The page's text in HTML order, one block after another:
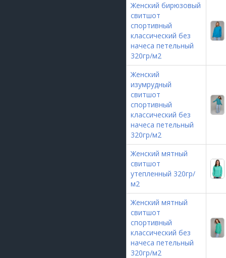
Женский бирюзовый
свитшот
спортивный
классический без
начеса петельный
320гр/м2
Женский
изумрудный
свитшот
спортивный
классический без
начеса петельный
320гр/м2
Женский мятный
свитшот
утепленный 320гр/
м2
Женский мятный
свитшот
спортивный
классический без
начеса петельный
320гр/м2